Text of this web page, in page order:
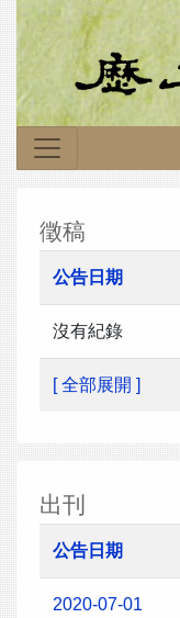
徵稿
公告日期
沒有紀錄
[ 全部展開 ]
出刊
公告日期
2020-07-01